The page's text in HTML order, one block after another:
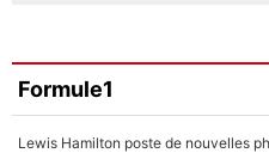
Formule1